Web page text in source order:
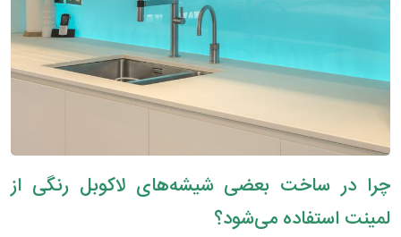
چرا در ساخت بعضی شیشه‌های لاکوبل رنگی از
لمینت استفاده می‌شود؟